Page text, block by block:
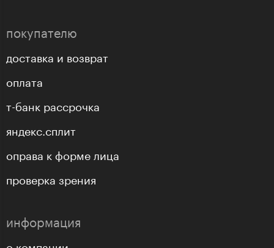
покупателю
доставка и возврат
оплата
т-банк рассрочка
яндекс.сплит
оправа к форме лица
проверка зрения
информация